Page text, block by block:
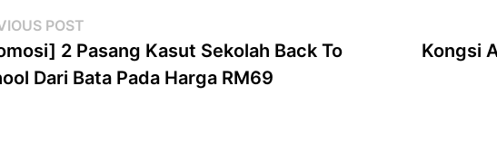
POST
post:
2 Pasang Kasut Sekolah Back To
Dari Bata Pada Harga RM69
Kongsi